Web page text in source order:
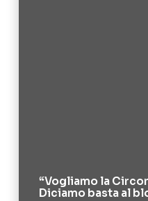
“Vogliamo la
Diciamo basta al